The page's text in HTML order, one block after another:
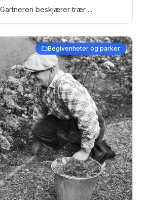
beskjærer trær ...
Begivenheter og parker